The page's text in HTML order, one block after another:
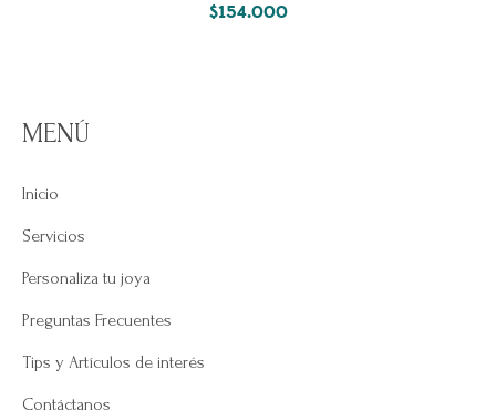
$154.000
MENÚ
Inicio
Servicios
Personaliza tu joya
Preguntas Frecuentes
Tips y Artículos de interés
Contáctanos